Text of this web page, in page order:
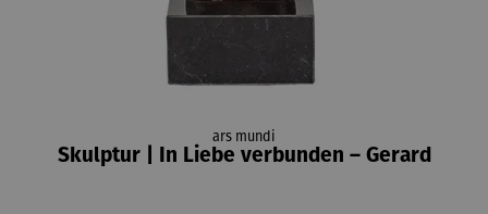
ars mundi
Skulptur | In Liebe verbunden – Gerard